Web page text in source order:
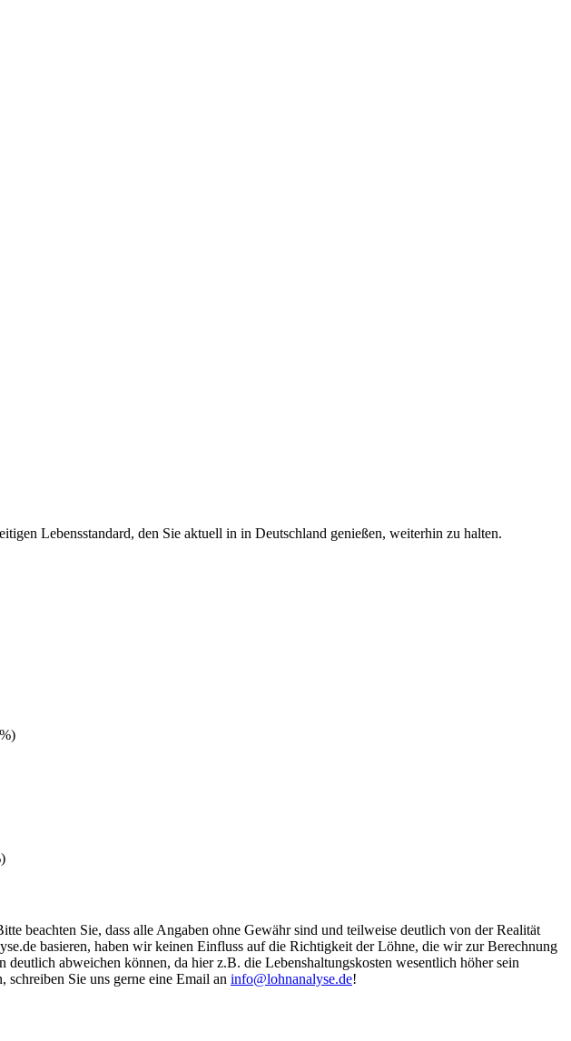
Lebensstandard, den Sie aktuell in in Deutschland genießen, weiterhin zu halten.
)
)
beachten Sie, dass alle Angaben ohne Gewähr sind und teilweise deutlich von der Realität
basieren, haben wir keinen Einfluss auf die Richtigkeit der Löhne, die wir zur Berechnung
abweichen können, da hier z.B. die Lebenshaltungskosten wesentlich höher sein
Sie uns gerne eine Email an info@lohnanalyse.de!